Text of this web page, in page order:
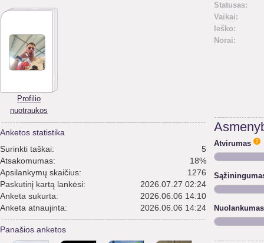
Profilio
nuotraukos
Anketos statistika
Surinkti taškai:
5
Atsakomumas:
18%
Apsilankymų skaičius:
1276
Paskutinį kartą lankėsi:
2026.07.27 02:24
Anketa sukurta:
2026.06.06 14:10
Anketa atnaujinta:
2026.06.06 14:24
Panašios anketos
Statusas:
Vaikai:
Ieško:
Norai:
Atvirumas
Nuolankumas